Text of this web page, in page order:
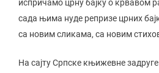
испричамо црну бајку о крвавом
сада њима нуде репризе црних
са новим сликама, са новим
На сајту Српске књижевне задруге